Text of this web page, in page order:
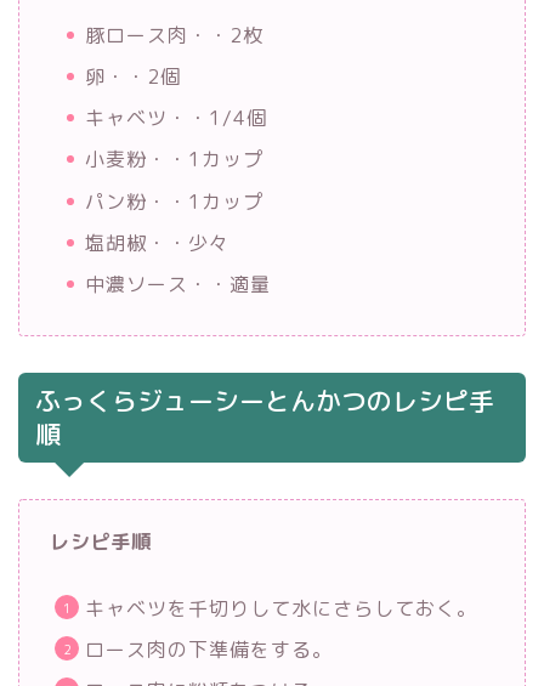
豚ロース肉・・2枚
卵・・2個
キャベツ・・1/4個
小麦粉・・1カップ
パン粉・・1カップ
塩胡椒・・少々
中濃ソース・・適量
ふっくらジューシーとんかつのレシピ手
順
レシピ手順
キャベツを千切りして水にさらしておく。
ロース肉の下準備をする。